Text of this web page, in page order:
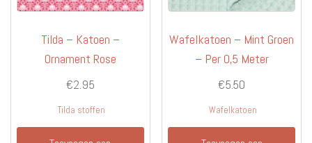
Tilda – Katoen –
Ornament Rose
€2.95
Tilda stoffen
Wafelkatoen – Mint Groen
– Per 0,5 Meter
€5.50
Wafelkatoen